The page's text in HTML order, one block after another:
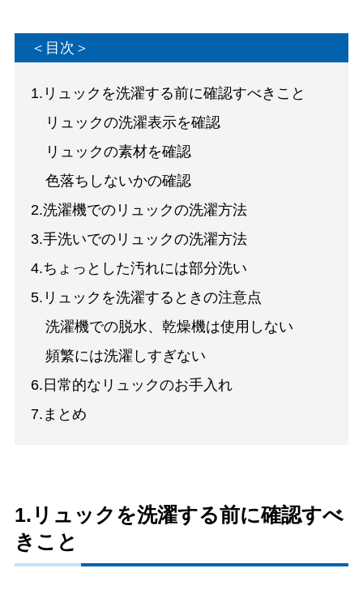
＜目次＞
1.リュックを洗濯する前に確認すべきこと
リュックの洗濯表示を確認
リュックの素材を確認
色落ちしないかの確認
2.洗濯機でのリュックの洗濯方法
3.手洗いでのリュックの洗濯方法
4.ちょっとした汚れには部分洗い
5.リュックを洗濯するときの注意点
洗濯機での脱水、乾燥機は使用しない
頻繁には洗濯しすぎない
6.日常的なリュックのお手入れ
7.まとめ
1.リュックを洗濯する前に確認すべ
きこと